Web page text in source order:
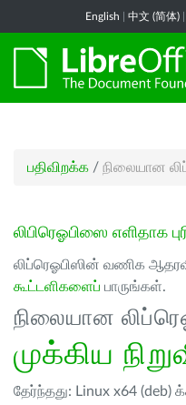
English 中文 (简体)
பதிவிறக்க / நிலையான
லிபிரெஓபிஸை எளிதாக
லிப்ரெஓபிஸின் வணிக
கூட்டளிகளைப் பாருங்கள்.
நிலையான
முக்கிய
தேர்ந்தது: Linux x64 (deb)